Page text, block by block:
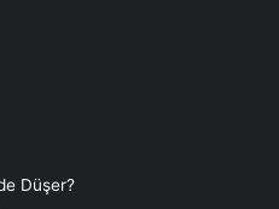
Düşer?